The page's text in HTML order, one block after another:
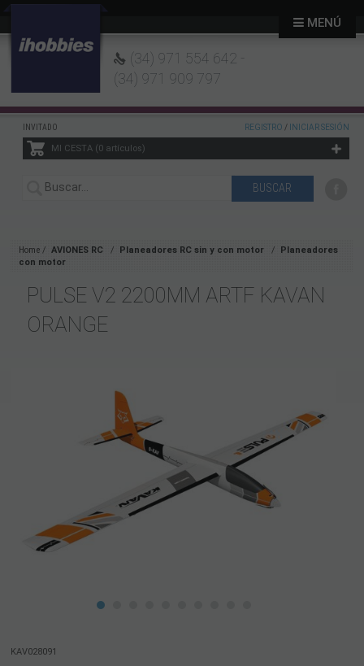
(34) 971 554 642 -
(34) 971 909 797
INVITADO REGISTRO / INICIAR SESIÓN
MI CESTA 0artículos
MENÚ
Home AVIONES RC Planeadores RC sin y con motor
Planeadores
con motor
PULSE V2 2200MM ARTF KAVAN
ORANGE
KAV028091